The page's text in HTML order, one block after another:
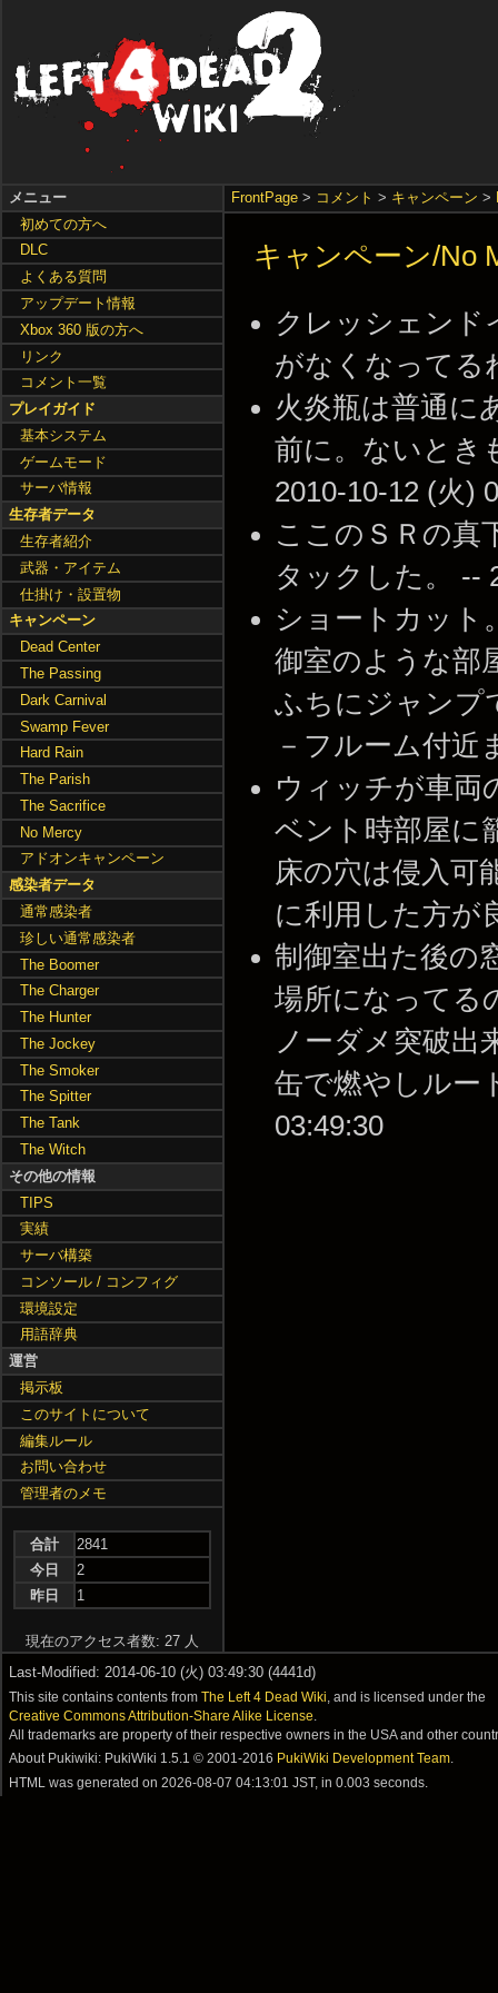
FrontPage > コメント > キャンペーン >
キャンペーン/No
クレッシェンド
がなくなってる
火炎瓶は普通に
前に。ないとき
2010-10-12 (火)
ここのＳＲの真
タックした。 --
ショートカッ
御室のような部
ふちにジャンプ
－フルーム付近
ウィッチが車両
ベント時部屋に
床の穴は侵入可
に利用した方が
制御室出た後の
場所になってる
ノーダメ突破出
缶で燃やしルー
03:49:30
メニュー
初めての方へ
DLC
よくある質問
アップデート情報
Xbox 360 版の方へ
リンク
コメント一覧
プレイガイド
基本システム
ゲームモード
サーバ情報
生存者データ
生存者紹介
武器・アイテム
仕掛け・設置物
キャンペーン
Dead Center
The Passing
Dark Carnival
Swamp Fever
Hard Rain
The Parish
The Sacrifice
No Mercy
アドオンキャンペーン
感染者データ
通常感染者
珍しい通常感染者
The Boomer
The Charger
The Hunter
The Jockey
The Smoker
The Spitter
The Tank
The Witch
その他の情報
TIPS
実績
サーバ構築
コンソール / コンフィグ
環境設定
用語辞典
運営
掲示板
このサイトについて
編集ルール
お問い合わせ
管理者のメモ
合計
2841
今日
2
昨日
1
現在のアクセス者数: 27 人
Last-Modified: 2014-06-10 (火) 03:49:30 (4441d)
This site contains contents fromThe Left 4 Dead Wiki , and is licensed under the
Creative Commons Attribution-Share Alike License
All trademarks are property of their respective owners in the USA and other
About Pukiwiki: PukiWiki 1.5.1 © 2001-2016 PukiWiki Development Team.
HTML was generated on2026-08-07 04:13:01 JST , in 0.003 seconds.